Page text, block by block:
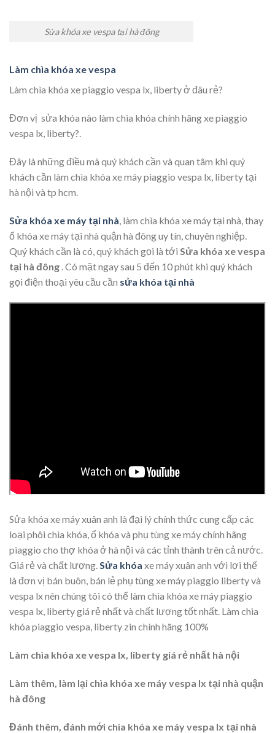
Sửa khóa xe vespa tại hà đông
Làm chìa khóa xe vespa
Làm chìa khóa xe piaggio vespa lx, liberty ở đâu rẻ?
Đơn vị sửa khóa nào làm chìa khóa chính hãng xe piaggio
vespa lx, liberty?.
Đây là những điều mà quý khách cần và quan tâm khi quý
khách cần làm chìa khóa xe máy piaggio vespa lx, liberty tại
hà nội và tp hcm.
Sửa khóa xe máy tại nhà , làm chìa khóa xe máy tại nhà, thay
ổ khóa xe máy tại nhà quận hà đông uy tín, chuyên nghiệp.
Quý khách cần là có, quý khách gọi là tới Sửa khóa xe vespa
tại hà đông . Có mặt ngay sau 5 đến 10 phút khi quý khách
gọi điện thoại yêu cầu cần sửa khóa tại nhà
Sửa khóa xe máy xuân anh là đại lý chính thức cung cấp các
loại phôi chìa khóa, ổ khóa và phụ tùng xe máy chính hãng
piaggio cho thợ khóa ở hà nội và các tỉnh thành trên cả nước.
Giá rẻ và chất lượng.Sửa khóa xe máy xuân anh với lợi thế
là đơn vị bán buôn, bán lẻ phụ tùng xe máy piaggio liberty và
vespa lx nên chúng tôi có thể làm chìa khóa xe máy piaggio
vespa lx, liberty giá rẻ nhất và chất lượng tốt nhất. Làm chìa
khóa piaggio vespa, liberty zin chính hãng 100%
Làm chìa khóa xe vespa lx, liberty giá rẻ nhất hà nội
Làm thêm, làm lại chìa khóa xe máy vespa lx tại nhà quận
hà đông
Đánh thêm, đánh mới chìa khóa xe máy vespa lx tại nhà